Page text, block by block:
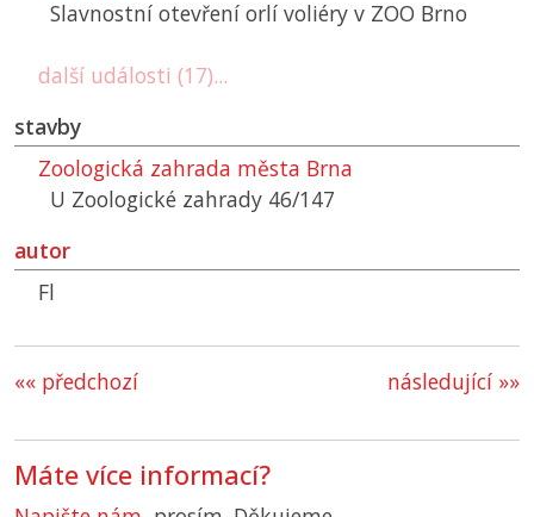
Slavnostní otevření orlí voliéry v ZOO Brno
další události (17)...
stavby
Zoologická zahrada města Brna
U Zoologické zahrady 46/147
autor
Fl
«« předchozí následující »»
Máte více informací?